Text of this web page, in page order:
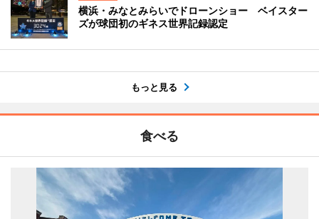
横浜・みなとみらいでドローンショー ベイスター
ズが球団初のギネス世界記録認定
もっと見る
食べる